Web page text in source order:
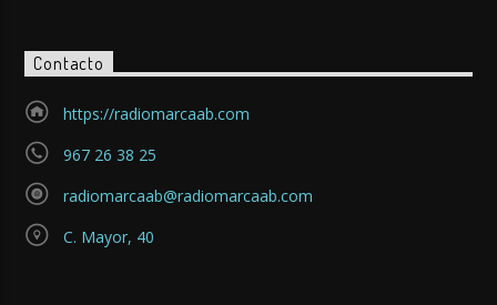
Contacto
https://radiomarcaab.com
967 26 38 25
radiomarcaab@radiomarcaab.com
C. Mayor, 40